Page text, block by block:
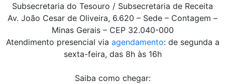
Subsecretaria do Tesouro / Subsecretaria de Receita
Av. João Cesar de Oliveira, 6.620 – Sede – Contagem –
Minas Gerais – CEP 32.040-000
Atendimento presencial via agendamento: de segunda a
sexta-feira, das 8h às 16h
Saiba como chegar: